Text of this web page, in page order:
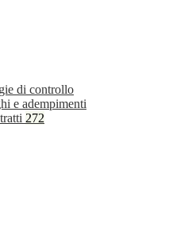
di controllo
e adempimenti
272